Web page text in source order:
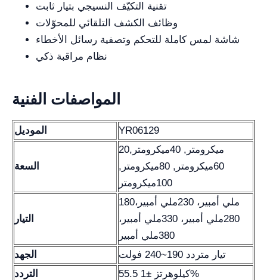
تقنية التكيّف النسيجي بتيار ثابت
وظائف الكشف التلقائي للمحوّلات
شاشة لمس كاملة للتحكم وتصفية رسائل الأخطاء
نظام مراقبة ذكي
المواصفات الفنية
الموديل YR06129
السعة
20ميكرومتر, 40ميكرومتر,
60ميكرومتر, 80ميكرومتر,
100ميكرومتر
التيار
180ملي أمبير، 230ملي أمبير،
280ملي أمبير، 330ملي أمبير،
380ملي أمبير
الجهد
تيار متردد 190~240 فولت
التردد
55.5 كيلوهرتز ±1%